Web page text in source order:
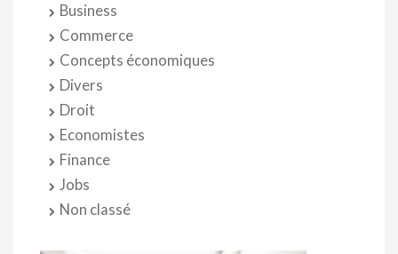
Business
Commerce
Concepts économiques
Divers
Droit
Economistes
Finance
Jobs
Non classé